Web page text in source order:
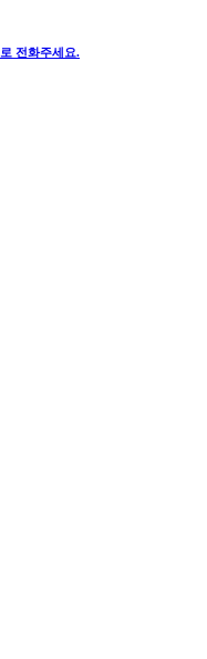
로 전화주세요.